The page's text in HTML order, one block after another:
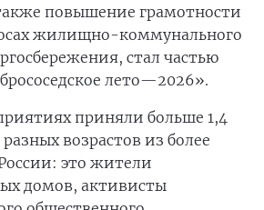
повышение грамотности
жилищно-коммунального
стал частью
лето—2026».
приняли больше 1,4
возрастов из более
это жители
домов, активисты